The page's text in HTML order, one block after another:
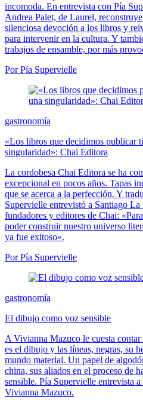
incomoda. En entrevista con Pía
Andrea Palet, de Laurel,
silenciosa devoción a los libros y
para intervenir en la cultura. Y
trabajos de ensamble, por más
Por Pía Supervielle
gastronomía
«Los libros que decidimos publicar
singularidad»: Chai Editora
La cordobesa Chai Editora se ha
excepcional en pocos años. Tapas
que se acerca a la perfección. Y
Supervielle entrevistó a Santiago
fundadores y editores de Chai:
poder construir nuestro universo
ya fue exitoso».
Por Pía Supervielle
gastronomía
El dibujo como voz sensible
A Vivianna Mazuco le cuesta
es el dibujo y las líneas, negras, su
mundo material. Un papel de
china, sus aliados en el proceso de
sensible. Pía Supervielle entrevista
Vivianna Mazuco.